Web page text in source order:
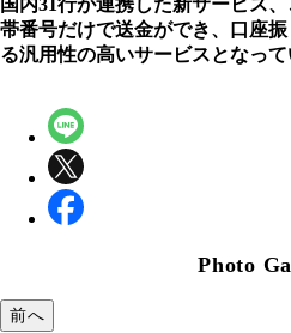
国内31行が連携した新サービス
帯番号だけで送金ができ、口座
る汎用性の高いサービスとなって
Photo
前へ